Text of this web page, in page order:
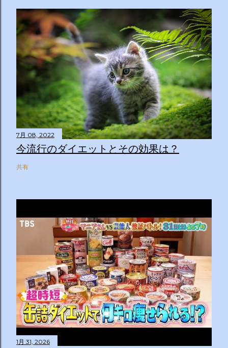
7月 08, 2022
今流行のダイエットとその効果は？
共有
1月 31, 2026